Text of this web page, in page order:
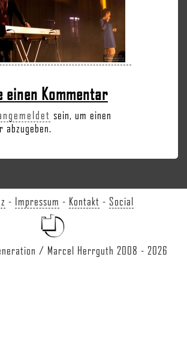
einen Kommentar
sein, um einen
abzugeben.
- Impressum - Kontakt - Social
/ Marcel Herrguth 2008 - 2026